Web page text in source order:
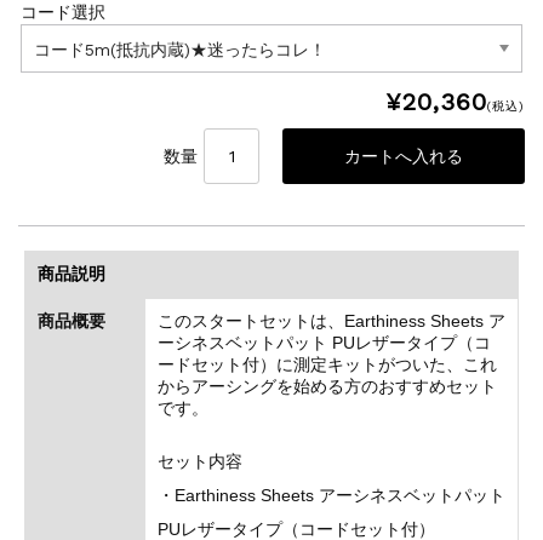
コード選択
¥20,360(税込)
数量
商品説明
商品概要
このスタートセットは、Earthiness Sheets ア
ーシネスベットパット PUレザータイプ（コ
ードセット付）に測定キットがついた、これ
からアーシングを始める方のおすすめセット
です。
セット内容
・Earthiness Sheets アーシネスベットパット
PUレザータイプ（コードセット付）